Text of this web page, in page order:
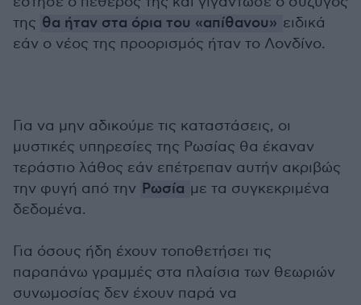
της θα ήταν στα όρια του «απίθανου» ειδικά
εάν ο νέος της προορισμός ήταν το Λονδίνο.
Για να μην αδικούμε τις καταστάσεις, οι
μυστικές υπηρεσίες της Ρωσίας θα έκαναν
τεράστιο λάθος εάν επέτρεπαν αυτήν ακριβώς
την φυγή από την Ρωσία με τα συγκεκριμένα
δεδομένα.
Για όσους ήδη έχουν τοποθετήσει τις
παραπάνω γραμμές στα πλαίσια των θεωριών
συνωμοσίας δεν έχουν παρά να